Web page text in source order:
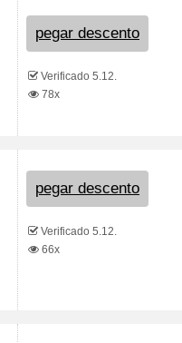
pegar descento
Verificado 5.12.
78x
pegar descento
Verificado 5.12.
66x